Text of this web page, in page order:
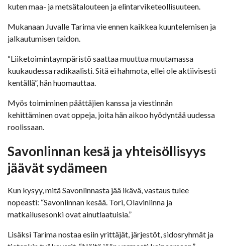
kuten maa- ja metsätalouteen ja elintarviketeollisuuteen.
Mukanaan Juvalle Tarima vie ennen kaikkea kuuntelemisen ja
jalkautumisen taidon.
“Liiketoimintaympäristö saattaa muuttua muutamassa
kuukaudessa radikaalisti. Sitä ei hahmota, ellei ole aktiivisesti
kentällä”, hän huomauttaa.
Myös toimiminen päättäjien kanssa ja viestinnän
kehittäminen ovat oppeja, joita hän aikoo hyödyntää uudessa
roolissaan.
Savonlinnan kesä ja yhteisöllisyys
jäävät sydämeen
Kun kysyy, mitä Savonlinnasta jää ikävä, vastaus tulee
nopeasti: “Savonlinnan kesää. Tori, Olavinlinna ja
matkailusesonki ovat ainutlaatuisia.”
Lisäksi Tarima nostaa esiin yrittäjät, järjestöt, sidosryhmät ja